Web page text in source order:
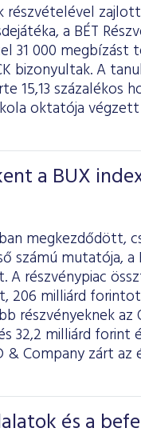
részvételével
a BÉT
31 000
bizonyultak. A
15,13 százalékos
oktatója végzett
a BUX
megkezdődött,
mutatója, a
részvénypiac
206 milliárd
az
32,2 milliárd
Company zárt az
és a